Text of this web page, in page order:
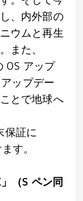
、内外部の
ウムと再生
また、
OS アップ
ップデー
とで地球へ
保証に
す。
（S ペン同